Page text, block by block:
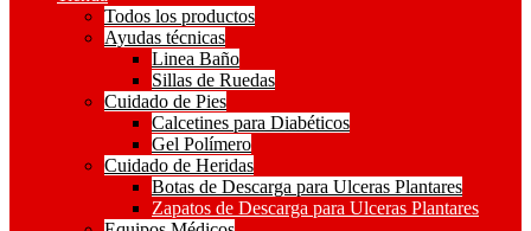
Todos los productos
Ayudas técnicas
Linea Baño
Sillas de Ruedas
Cuidado de Pies
Calcetines para Diabéticos
Gel Polímero
Cuidado de Heridas
Botas de Descarga para Ulceras Plantares
Zapatos de Descarga para Ulceras Plantares